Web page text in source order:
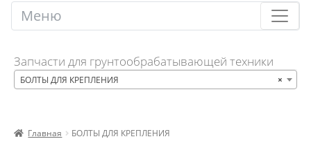
Меню Меню
Запчасти для грунтообрабатывающей техники
×
БОЛТЫ ДЛЯ КРЕПЛЕНИЯ
Главная БОЛТЫ ДЛЯ КРЕПЛЕНИЯ